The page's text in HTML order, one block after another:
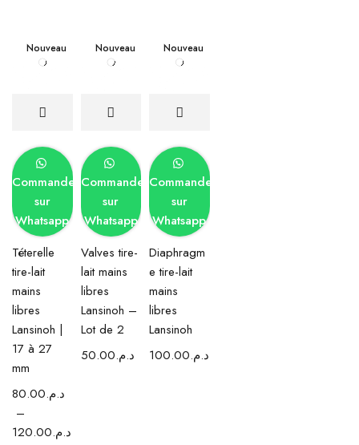
Nouveau
Commander
sur
Whatsapp
Téterelle
tire-lait
mains
libres
Lansinoh |
17 à 27
mm
د.م.80.00
–
د.م.120.00
Nouveau
Commander
sur
Whatsapp
Valves tire-
lait mains
libres
Lansinoh –
Lot de 2
د.م.50.00
Nouveau
Commander
sur
Whatsapp
Diaphragm
e tire-lait
mains
libres
Lansinoh
د.م.100.00